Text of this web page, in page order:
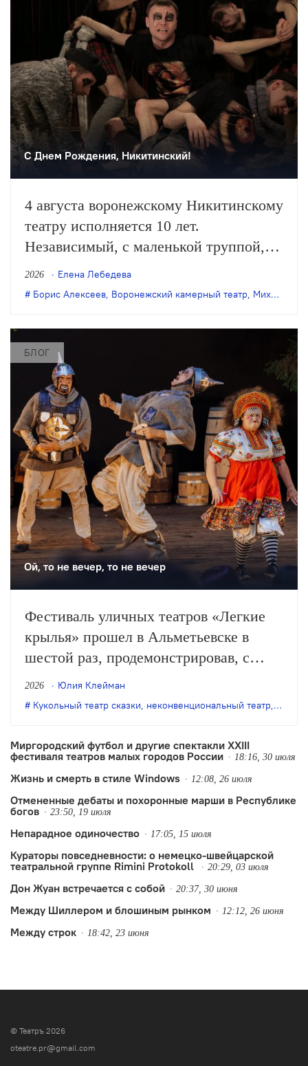
С Днем Рождения, Никитинский!
4 августа воронежскому Никитинскому
театру исполняется 10 лет.
Независимый, с маленькой труппой,
он все очевиднее становится
художественным явлением в
деятельность – феноменом
постоянного обновления сценического
искусства. Елена Лебедева вспоминает
главные события в истории этого
театра.
2026
Елена Лебедева
Борис Алексеев, Воронежский камерный театр, Михаил Бычков
БЛОГ
Ой, то не вечер, то не вечер
Фестиваль уличных театров «Легкие
крылья» прошел в Альметьевске в
шестой раз, продемонстрировав, с
одной стороны, особое качество
выращенной фестивалем аудитории, с
тренды.
2026
Юлия Клейман
Кукольный театр сказки, неконвенциональный театр, театр
Миргородский футбол и другие спектакли XXIII
фестиваля театров малых городов России
18:16, 30 июля
Жизнь и смерть в стиле Windows 12:08, 26 июля
Отмененные дебаты и похоронные марши в Республике
богов
23:50, 19 июля
Непарадное одиночество 17:05, 15 июля
Кураторы повседневности: о немецко-швейцарской
театральной группе Rimini Protokoll
20:29, 03 июля
Дон Жуан встречается с собой 20:37, 30 июня
Между Шиллером и блошиным рынком 12:12, 26 июня
Между строк 18:42, 23 июня
© Театръ 2026
oteatre.pr@gmail.com